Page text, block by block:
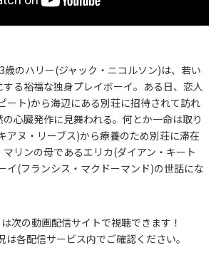
のハリー(ジャック・ニコルソン)は、若い
る裕福な独身プレイボーイ。ある日、恋人
ート)から海辺にある別荘に招待されて訪れ
心臓発作に見舞われる。何とか一命は取り
アヌ・リーブス)から療養のため別荘に滞在
リンの母であるエリカ(ダイアン・キート
イ(フランシス・マクドーマンド)の世話にな
は次の動画配信サイトで視聴できます！
各配信サービス内でご確認ください。